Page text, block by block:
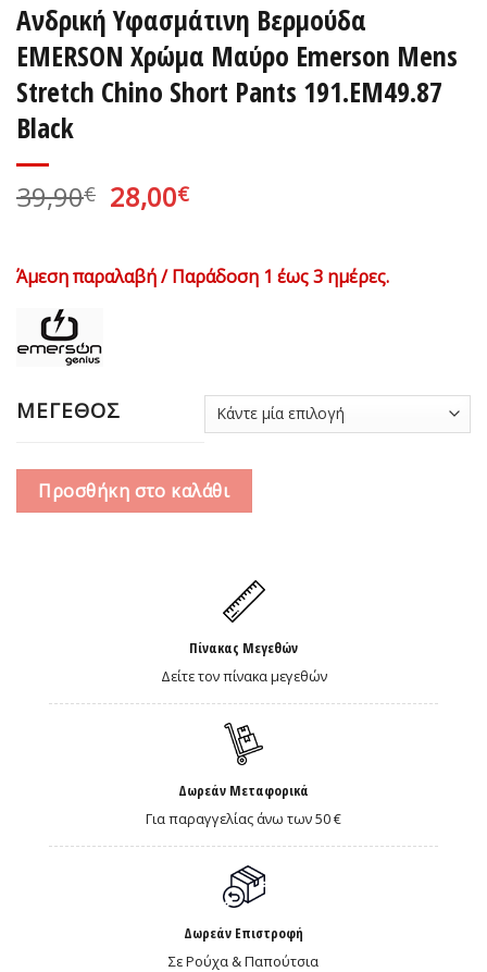
Ανδρική Υφασμάτινη Βερμούδα
EMERSON Χρώμα Μαύρο Emerson Mens
Stretch Chino Short Pants 191.EM49.87
Black
39,90€ Original
price
39,90€.
28,00€Η
είναι:
Άμεση παραλαβή / Παράδοση 1 έως 3 ημέρες.
ΜΕΓΕΘΟΣ
Προσθήκη στο καλάθι
Πίνακας Μεγεθών
Δείτε τον πίνακα μεγεθών
Δωρεάν Μεταφορικά
Για παραγγελίας άνω των 50 €
Δωρεάν Επιστροφή
Σε Ρούχα & Παπούτσια